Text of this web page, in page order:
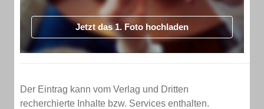
Jetzt das 1. Foto hochladen
Der Eintrag kann vom Verlag und Dritten
recherchierte Inhalte bzw. Services enthalten.